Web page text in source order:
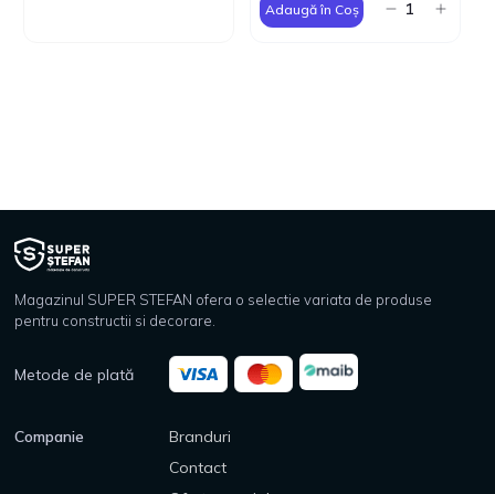
Adaugă în Coș
Magazinul SUPER STEFAN ofera o selectie variata de produse
pentru constructii si decorare.
Metode de plată
Companie
Branduri
Contact